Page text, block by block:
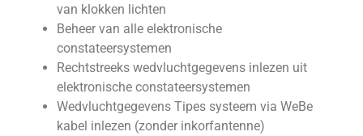
van klokken lichten
Beheer van alle elektronische
constateersystemen
Rechtstreeks wedvluchtgegevens inlezen uit
elektronische constateersystemen
Wedvluchtgegevens Tipes systeem via WeBe
kabel inlezen (zonder inkorfantenne)